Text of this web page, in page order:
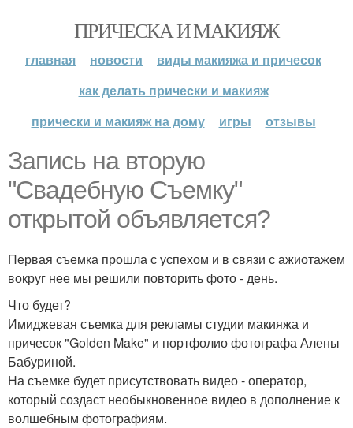
ПРИЧЕСКА И МАКИЯЖ
главная новости
виды макияжа и причесок
как делать прически и макияж
прически и макияж на дому
игры отзывы
Запись на вторую
"Свадебную Съемку"
открытой объявляется?
Первая съемка прошла с успехом и в связи с ажиотажем
вокруг нее мы решили повторить фото - день.
Что будет?
Имиджевая съемка для рекламы студии макияжа и
причесок "Golden Make" и портфолио фотографа Алены
Бабуриной.
На съемке будет присутствовать видео - оператор,
который создаст необыкновенное видео в дополнение к
волшебным фотографиям.